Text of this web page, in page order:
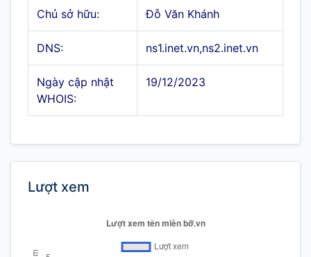
Chủ sở hữu: Đỗ Văn Khánh
DNS: ns1.inet.vn,ns2.inet.vn
Ngày cập nhật
WHOIS:
19/12/2023
Lượt xem